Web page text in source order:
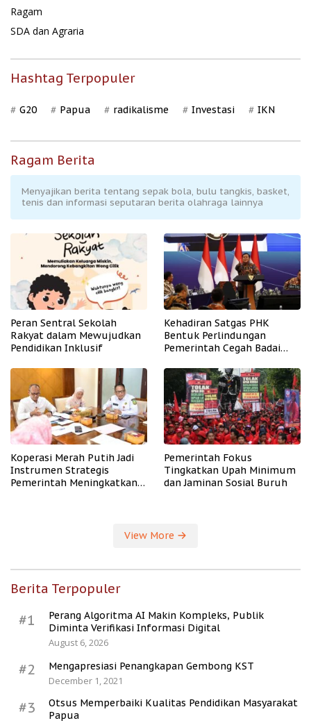
Ragam
SDA dan Agraria
Hashtag Terpopuler
G20 Papua radikalisme Investasi IKN
Ragam Berita
Menyajikan berita tentang sepak bola, bulu tangkis, basket,
tenis dan informasi seputaran berita olahraga lainnya
Peran Sentral Sekolah
Rakyat dalam Mewujudkan
Pendidikan Inklusif
Kehadiran Satgas PHK
Bentuk Perlindungan
Pemerintah Cegah Badai
Koperasi Merah Putih Jadi
Instrumen Strategis
Pemerintah Meningkatkan
Pemerintah Fokus
Tingkatkan Upah Minimum
dan Jaminan Sosial Buruh
View More
Berita Terpopuler
#1
Perang Algoritma AI Makin Kompleks, Publik
Diminta Verifikasi Informasi Digital
August 6, 2026
#2
Mengapresiasi Penangkapan Gembong KST
December 1, 2021
#3
Otsus Memperbaiki Kualitas Pendidikan Masyarakat
Papua